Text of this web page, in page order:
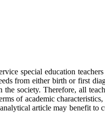
education teachers
from either birth or first
society. Therefore, all
of academic
article may benefit to